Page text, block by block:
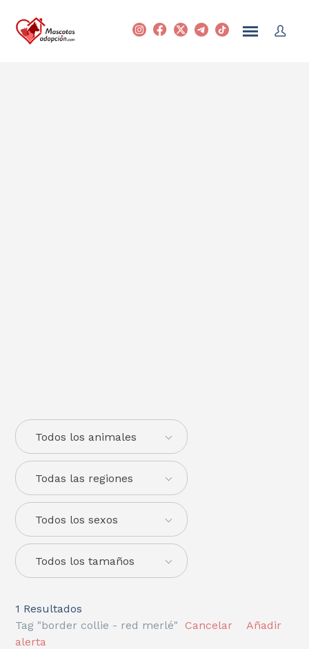
Todas las regiones
Todos los animales
Todos los sexos
Todos los tamaños
1 Resultados
Tag "border collie - red merlé"
Cancelar
Añadir
alerta